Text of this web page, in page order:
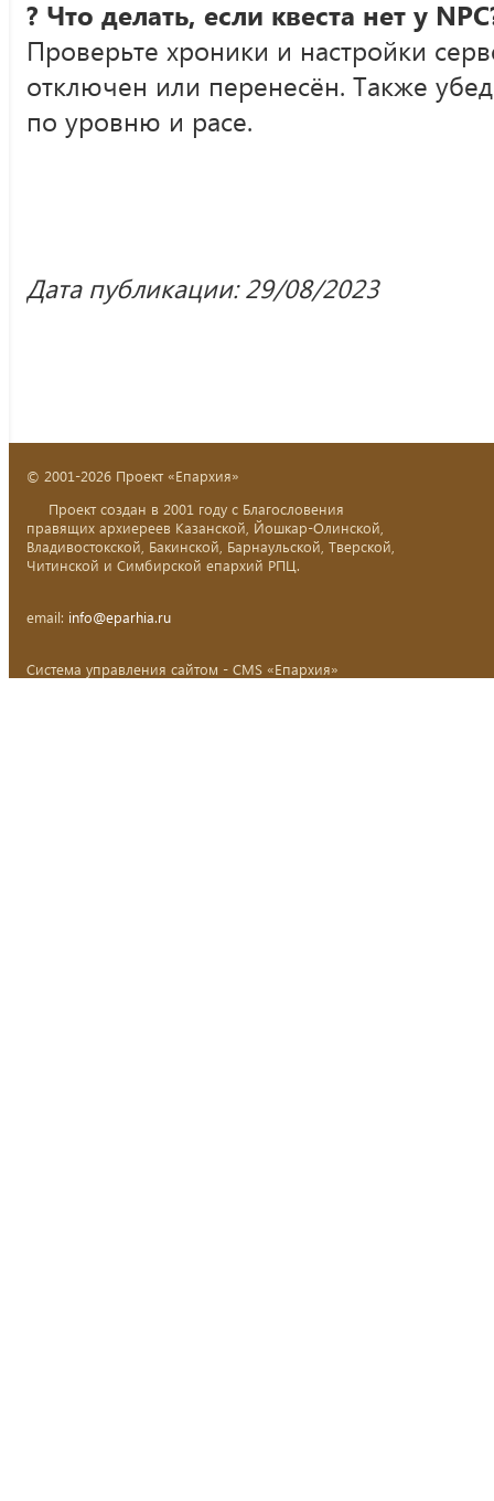
? Что делать, если квеста нет у
Проверьте хроники и настройки
отключен или перенесён. Также
по уровню и расе.
Дата публикации: 29/08/2023
© 2001-2026 Проект «Епархия»
Проект создан в 2001 году с Благословения
правящих архиереев Казанской, Йошкар-Олинской,
Владивостокской, Бакинской, Барнаульской, Тверской,
Читинской и Симбирской епархий РПЦ.
email: info@eparhia.ru
Система управления сайтом - CMS «Епархия»